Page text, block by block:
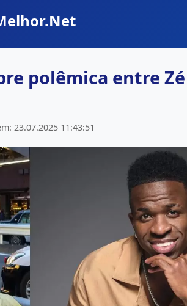
polêmica entre
23.07.2025 11:43:51